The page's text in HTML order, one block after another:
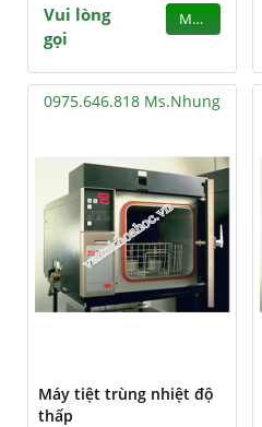
Vui lòng
gọi
MUA
0975.646.818 Ms.Nhung
Máy tiệt trùng nhiệt độ
thấp